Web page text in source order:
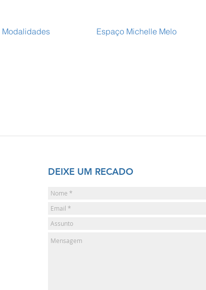
Modalidades Espaço Michelle Melo
DEIXE UM RECADO